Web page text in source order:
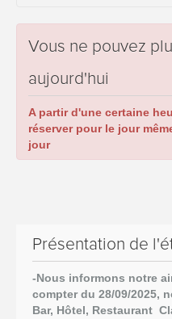
Vous ne pouvez
aujourd'hui
A partir d'une certaine
réserver pour le jour
jour
Présentation de
-Nous informons notre
compter du 28/09/2025,
Bar, Hôtel, Restaurant